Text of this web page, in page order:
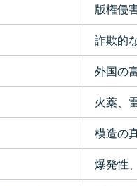
版権侵
詐欺的
外国の
火薬、
模造の
爆発性